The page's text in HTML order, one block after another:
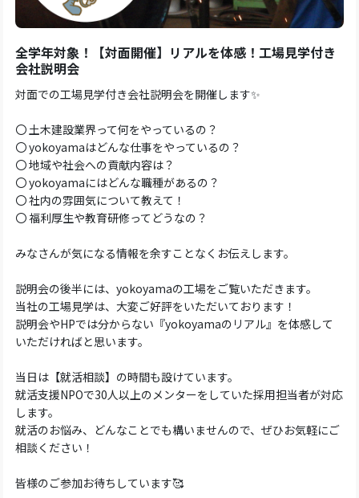
全学年対象！【対面開催】リアルを体感！工場見学付き
会社説明会
対面での工場見学付き会社説明会を開催します✨
〇 土木建設業界って何をやっているの？
〇 yokoyamaはどんな仕事をやっているの？
〇 地域や社会への貢献内容は？
〇 yokoyamaにはどんな職種があるの？
〇 社内の雰囲気について教えて！
〇 福利厚生や教育研修ってどうなの？
みなさんが気になる情報を余すことなくお伝えします。
説明会の後半には、yokoyamaの工場をご覧いただきます。
当社の工場見学は、大変ご好評をいただいております！
説明会やHPでは分からない『yokoyamaのリアル』を体感して
いただければと思います。
当日は【就活相談】の時間も設けています。
就活支援NPOで30人以上のメンターをしていた採用担当者が対応
します。
就活のお悩み、どんなことでも構いませんので、ぜひお気軽にご
相談ください！
皆様のご参加お待ちしています🥰